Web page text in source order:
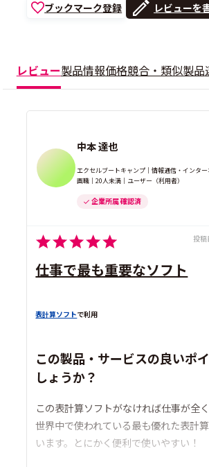
ブックマーク登録 レビューを
レビュー製品情報価格競合・類似製品
中本 達也
エクセルブートキャンプ｜情報通信・インタ
画職｜20人未満｜ユーザー（利用者）
企業所属 確認済
投稿
仕事で最も重要なソフト
表計算ソフトで利用
この製品・サービスの良いポ
しょうか？
この表計算ソフトがなければ仕事が全
世界中で使われている最も優れた表計
います。とにかく便利で使いやすい！